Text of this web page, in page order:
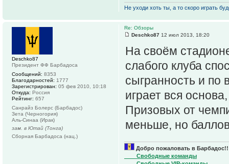
Не уходи хоть ты, а то скоро играть
Re: Обзоры
Deschko87 12 июл 2013, 18:20
На своём
слабого клуба
сыгранность и по
играет вся
Призовых от
меньше, но
Добро пожаловать в
____Свободные команды
Deschko87
Президент ФФ Барбадоса
Сообщений: 8353
Благодарностей: 1777
Зарегистрирован: 05 фев 2010, 10:18
Откуда: Россия
Рейтинг: 657
Санрайз Болерс (Барбадос)
Зета (Черногория)
Аль-Синаа (Ирак)
зам. в Ютай (Тонга)
Сборная Барбадоса (нац.)